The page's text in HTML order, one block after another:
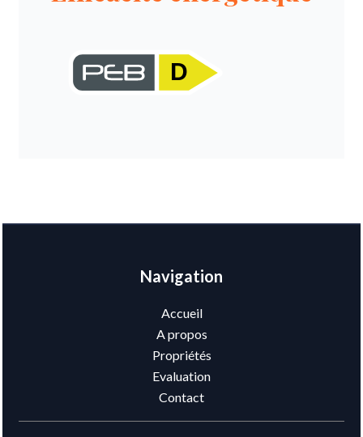
D
Navigation
Accueil
A propos
Propriétés
Evaluation
Contact